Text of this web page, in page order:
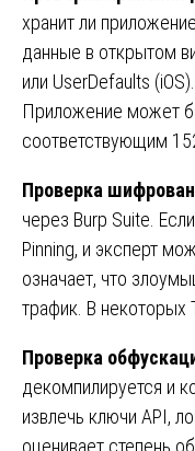
хранит ли
данные в открытом
или UserDefaults
Приложение может
соответствующим
Проверка
через Burp Suite.
Pinning, и эксперт
означает, что
трафик. В некоторых
Проверка
декомпилируется и
извлечь ключи API,
оценивает степень